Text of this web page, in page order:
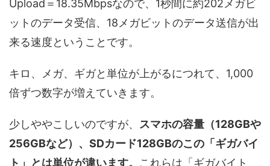
Upload＝18.35Mbpsなので、1秒間に約202メガビ
ットのデータ受信、18メガビットのデータ送信が出
来る速度ということです。
キロ、メガ、ギガと単位が上がるにつれて、1,000
倍ずつ数字が増えていきます。
少しややこしいのですが、 スマホの容量（128GBや
256GBなど）、SDカード128GBのこの「ギガバイ
ト」とは単位が違います。 これらは「ギガバイト